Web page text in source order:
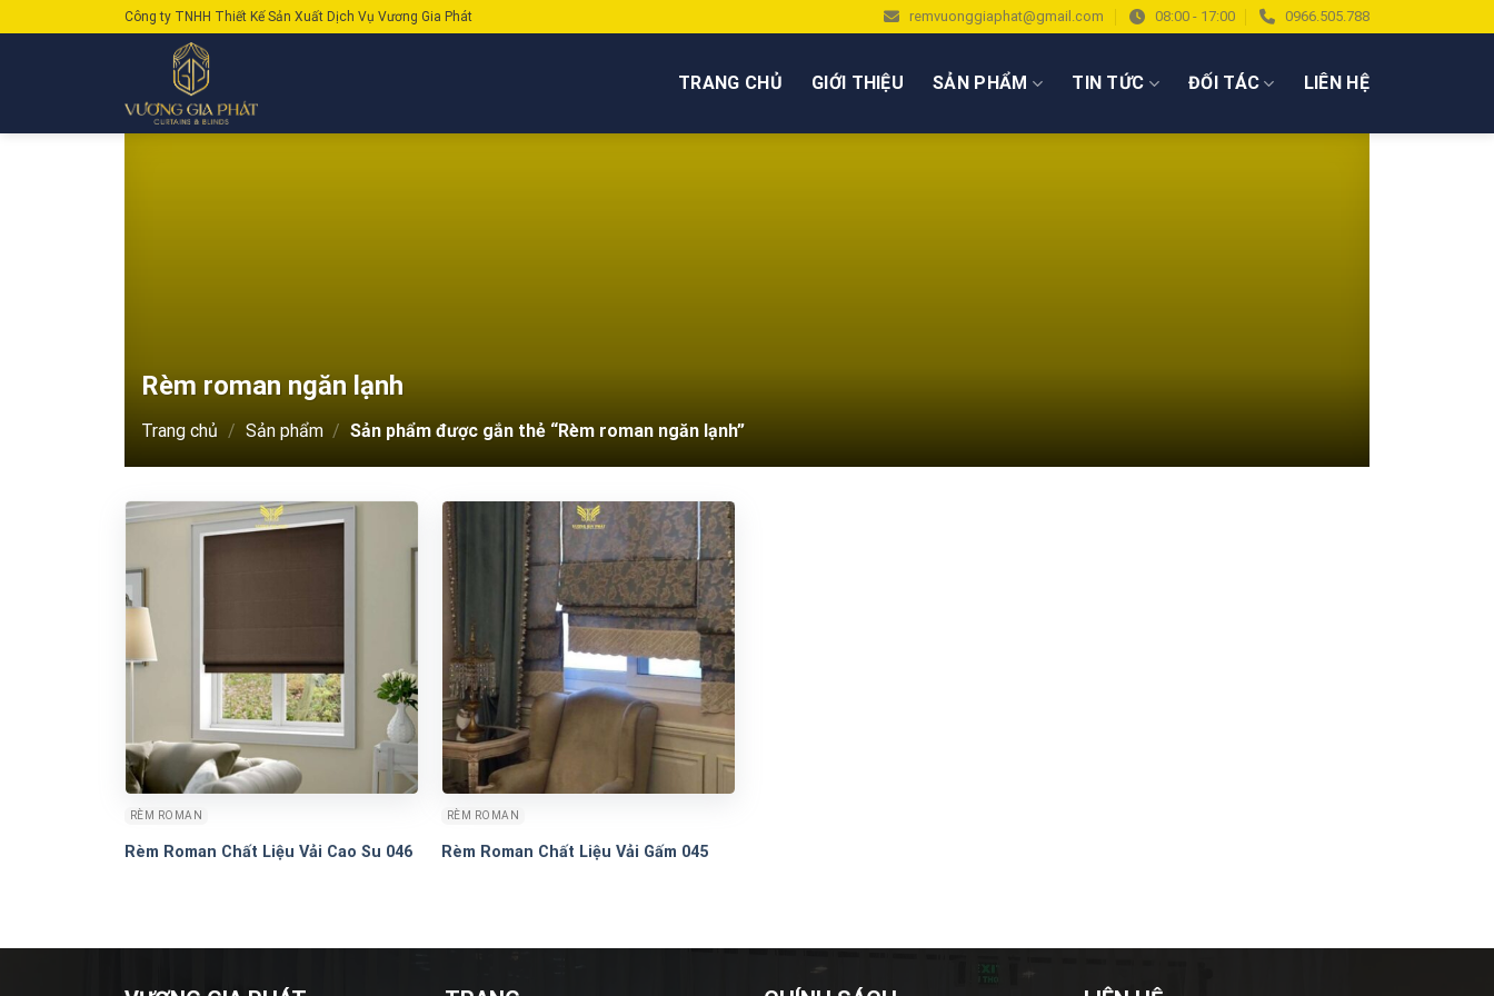
to
Công ty TNHH Thiết Kế Sản Xuất Dịch Vụ Vương Gia Phát remvuonggiaphat@gmail.com 08:00 - 17:00 0966.505.788
TRANG CHỦ GIỚI THIỆU SẢN PHẨM TIN TỨC ĐỐI TÁC LIÊN HỆ
Rèm roman ngăn lạnh
Trang chủ / Sản phẩm / Sản phẩm được gắn thẻ “Rèm roman ngăn lạnh”
RÈM ROMAN
Rèm Roman Chất Liệu Vải Cao Su 046
RÈM ROMAN
Rèm Roman Chất Liệu Vải Gấm 045